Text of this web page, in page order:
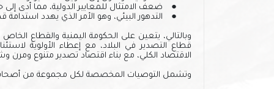
●
ضعف الامتثال للمعايير الدولية، مما أدى
●
التدهور البيئي، وهو الأمر الذي يهدد استدامة
وبالتالي، يتعين على الحكومة اليمنية والقطاع
قطاع التصدير في البلاد، مع إعطاء الأولوية
الاقتصاد الكلي، مع بناء اقتصاد تصدير متنوع
وتشمل التوصيات المخصصة لكل مجموعة من